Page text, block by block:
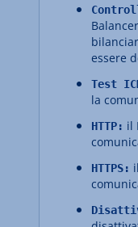
essere
Test
la
HTTP: il
HTTPS: